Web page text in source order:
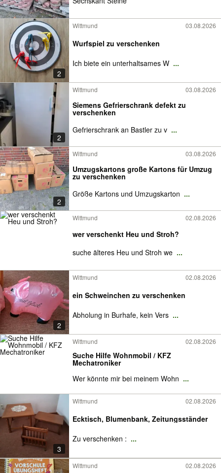
2
Wittmund 03.08.2026
Wurfspiel zu verschenken
Ich biete ein unterhaltsames W ...
2
Wittmund 03.08.2026
Siemens Gefrierschrank defekt zu
verschenken
Gefrierschrank an Bastler zu v ...
2
Wittmund 03.08.2026
Umzugskartons große Kartons für Umzug
zu verschenken
Größe Kartons und Umzugskarton ...
Wittmund 02.08.2026
wer verschenkt Heu und Stroh?
suche älteres Heu und Stroh we ...
2
Wittmund 02.08.2026
ein Schweinchen zu verschenken
Abholung in Burhafe, kein Vers ...
Wittmund 02.08.2026
Suche Hilfe Wohnmobil / KFZ
Mechatroniker
Wer könnte mir bei meinem Wohn ...
3
Wittmund 02.08.2026
Ecktisch, Blumenbank, Zeitungsständer
Zu verschenken : ...
Wittmund 02.08.2026